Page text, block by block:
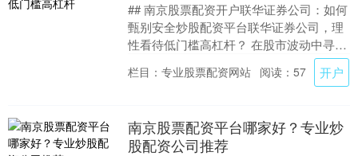
## 南京股票配资开户联华证券公司：如何
甄别安全炒股配资平台联华证券公司，理
性看待低门槛高杠杆？ 在股市波动中寻求
机会，是许多南京投资者的日常。当自有
资金有限时....
栏目：专业股票配资网站 阅读：57 开户
南京股票配资平台哪家好？专业炒
股配资公司推荐